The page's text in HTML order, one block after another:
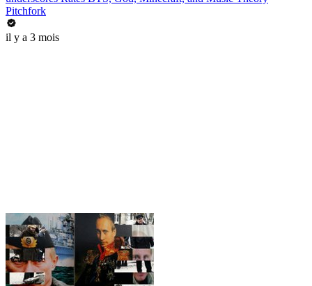
Pitchfork
il y a 3 mois